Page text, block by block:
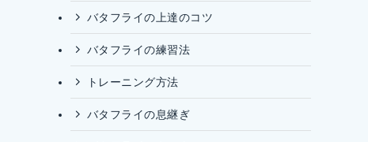
バタフライの上達のコツ
バタフライの練習法
トレーニング方法
バタフライの息継ぎ